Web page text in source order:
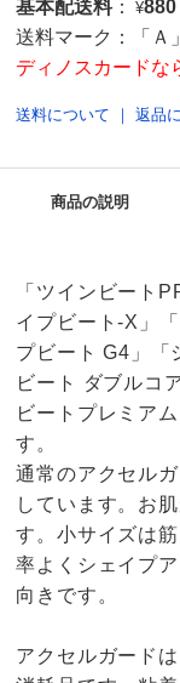
基本配送料 ： ¥880
送料マーク：
「Ａ」
ディノスカードな
送料について ｜返品
商品の説明
「ツインビート
イプビート-X」
プビート G4」「
ビート ダブルコ
ビートプレミア
す。
通常のアクセル
しています。お
す。小サイズは
率よくシェイプ
向きです。
アクセルガード